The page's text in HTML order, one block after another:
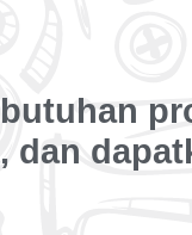
dan